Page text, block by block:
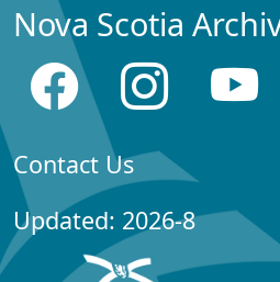
Nova Scotia
Contact Us
Updated: 2026-8